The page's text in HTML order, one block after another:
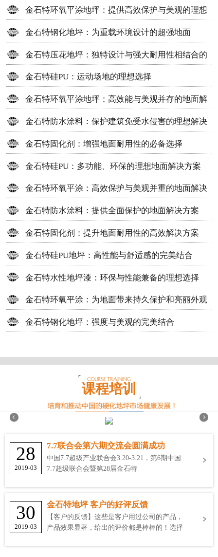
案
金石特环氧平涂地坪：提供高效保护与美观的理想
选择
金石特钢化地坪：为重载环境设计的超强地面
金石特压花地坪：独特设计与强大耐用性相结合的
地面材料
金石特硅PU：运动场地的理想选择
金石特环氧平涂地坪：高效能与美观并存的地面解
决方案
金石特防水涂料：保护建筑免受水侵害的理想解决
方案
金石特固化剂：增强地面耐用性的必备选择
金石特硅PU：多功能、环保的理想地面解决方案
金石特环氧平涂：高效保护与美观并重的地面解决
方案
金石特防水涂料：提供全面保护的地面解决方案
金石特固化剂：提升地面耐用性的高效解决方案
金石特硅PU地坪：高性能与舒适感的完美结合
金石特水性地坪漆：环保与性能兼备的理想选择
金石特环氧平涂：为地面带来持久保护和亮丽外观
金石特钢化地坪：强度与美观的完美结合
课程培训
28
2019-03
7.7联合会第六期交流会圆满成功
中国7.7超级产业联合会3.20-3.21，第6期中国
7.7超级联合会暨第28届金石特
30
2019-03
金石特地坪 客户的好评反馈
【客户的反馈】这些是客户用过公司的产品，
产品效果显著，给出的评价都是棒棒的！选择